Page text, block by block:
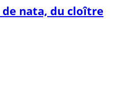
nata, du cloître